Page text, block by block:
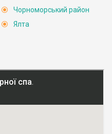
Чорноморський район
Ялта